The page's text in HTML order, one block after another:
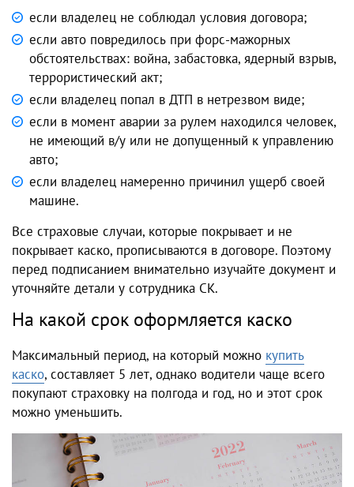
если владелец не соблюдал условия договора;
если авто повредилось при форс-мажорных
обстоятельствах: война, забастовка, ядерный взрыв,
террористический акт;
если владелец попал в ДТП в нетрезвом виде;
если в момент аварии за рулем находился человек,
не имеющий в/у или не допущенный к управлению
авто;
если владелец намеренно причинил ущерб своей
машине.
Все страховые случаи, которые покрывает и не
покрывает каско, прописываются в договоре. Поэтому
перед подписанием внимательно изучайте документ и
уточняйте детали у сотрудника СК.
На какой срок оформляется каско
Максимальный период, на который можно купить
каско, составляет 5 лет, однако водители чаще всего
покупают страховку на полгода и год, но и этот срок
можно уменьшить.